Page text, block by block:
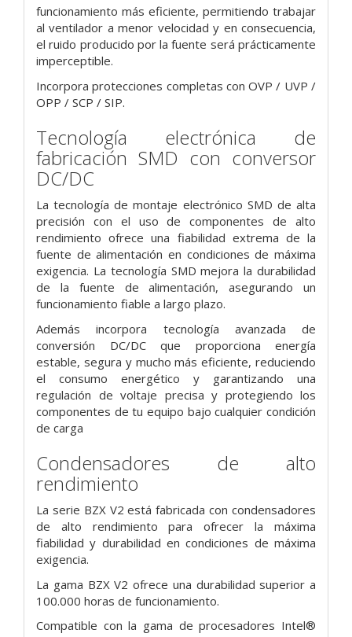
funcionamiento más eficiente, permitiendo trabajar
al ventilador a menor velocidad y en consecuencia,
el ruido producido por la fuente será prácticamente
imperceptible.
Incorpora protecciones completas con OVP / UVP /
OPP / SCP / SIP.
Tecnología electrónica de
fabricación SMD con conversor
DC/DC
La tecnología de montaje electrónico SMD de alta
precisión con el uso de componentes de alto
rendimiento ofrece una fiabilidad extrema de la
fuente de alimentación en condiciones de máxima
exigencia. La tecnología SMD mejora la durabilidad
de la fuente de alimentación, asegurando un
funcionamiento fiable a largo plazo.
Además incorpora tecnología avanzada de
conversión DC/DC que proporciona energía
estable, segura y mucho más eficiente, reduciendo
el consumo energético y garantizando una
regulación de voltaje precisa y protegiendo los
componentes de tu equipo bajo cualquier condición
de carga
Condensadores de alto
rendimiento
La serie BZX V2 está fabricada con condensadores
de alto rendimiento para ofrecer la máxima
fiabilidad y durabilidad en condiciones de máxima
exigencia.
La gama BZX V2 ofrece una durabilidad superior a
100.000 horas de funcionamiento.
Compatible con la gama de procesadores Intel®